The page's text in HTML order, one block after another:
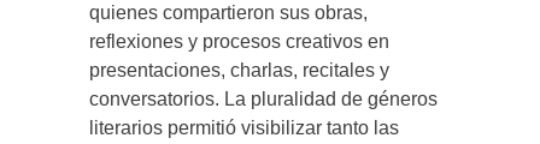
quienes compartieron sus obras,
reflexiones y procesos creativos en
presentaciones, charlas, recitales y
conversatorios. La pluralidad de géneros
literarios permitió visibilizar tanto las